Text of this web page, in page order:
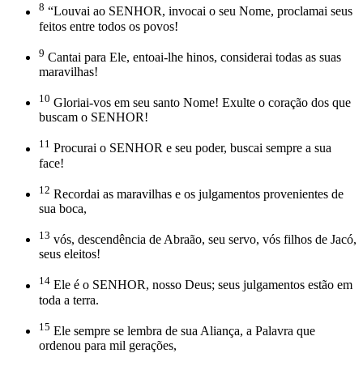
8 “Louvai ao SENHOR, invocai o seu Nome, proclamai seus
feitos entre todos os povos!
9 Cantai para Ele, entoai-lhe hinos, considerai todas as suas
maravilhas!
10 Gloriai-vos em seu santo Nome! Exulte o coração dos que
buscam o SENHOR!
11 Procurai o SENHOR e seu poder, buscai sempre a sua
face!
12 Recordai as maravilhas e os julgamentos provenientes de
sua boca,
13 vós, descendência de Abraão, seu servo, vós filhos de Jacó,
seus eleitos!
14 Ele é o SENHOR, nosso Deus; seus julgamentos estão em
toda a terra.
15 Ele sempre se lembra de sua Aliança, a Palavra que
ordenou para mil gerações,